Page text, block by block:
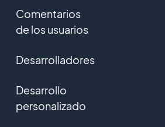
Comentarios
de los usuarios
Desarrolladores
Desarrollo
personalizado